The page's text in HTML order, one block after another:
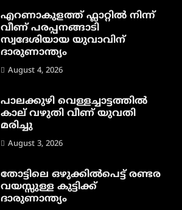
എറണാകുളത്ത് ഫ്ലാറ്റിൽ നിന്ന്
വീണ് പരപ്പനങ്ങാടി
സ്വദേശിയായ യുവാവിന്
ദാരുണാന്ത്യം
August 4, 2026
പാലക്കുഴി വെള്ളച്ചാട്ടത്തില്‍
കാല് വഴുതി വീണ് യുവതി
മരിച്ചു
August 3, 2026
തോട്ടിലെ ഒഴുക്കിൽപെട്ട് രണ്ടര
വയസ്സുള്ള കുട്ടിക്ക്
ദാരുണാന്ത്യം